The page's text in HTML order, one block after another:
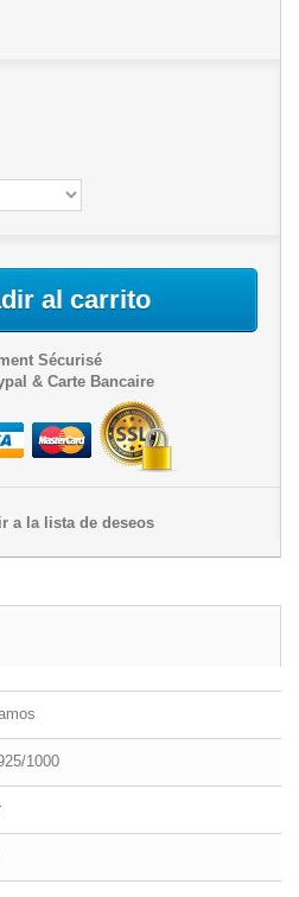
al carrito
Sécurisé
& Carte Bancaire
a la lista de deseos
1000